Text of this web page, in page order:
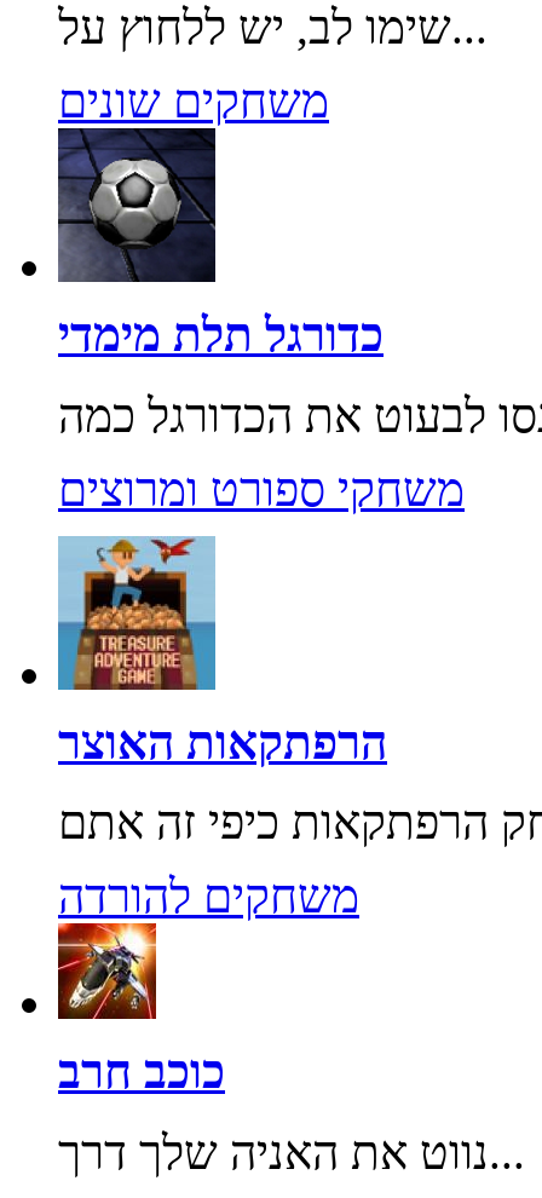
שימו לב, יש ללחוץ על...
משחקים שונים
כדורגל תלת מימדי
משחקי ספורט ומרוצים
הרפתקאות האוצר
משחקים להורדה
כוכב חרב
נווט את האניה שלך דרך...